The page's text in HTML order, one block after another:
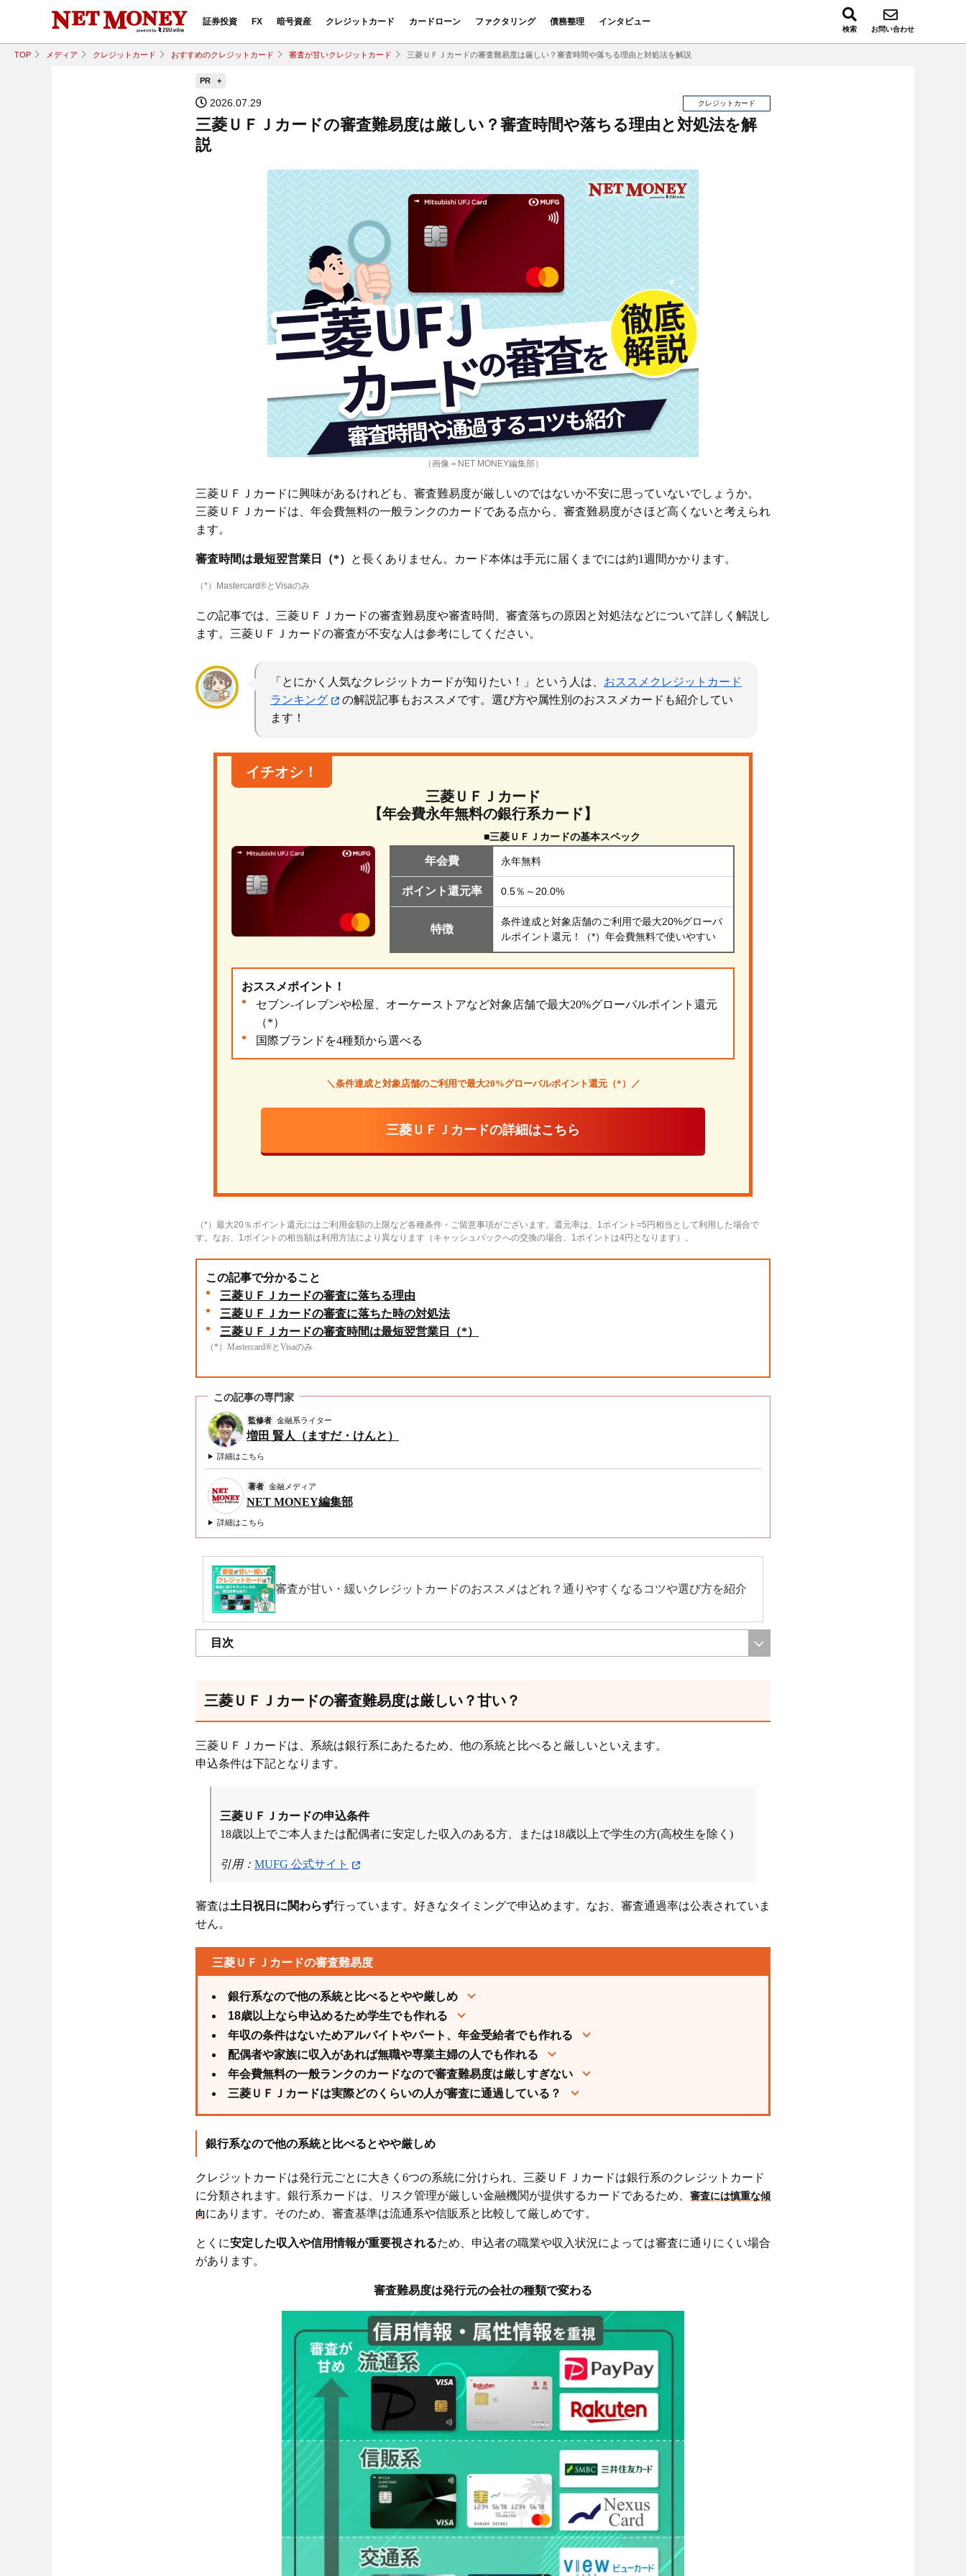
証券投資 FX 暗号資産 クレジットカード カードローン ファクタリング 債務整理 インタビュー
検索 お問い合わせ
TOP メディア クレジットカード おすすめのクレジットカード 審査が甘いクレジットカード 三菱ＵＦＪカードの審査難易度は厳しい？審査時間や落ちる理由と対処法を解説
PR
2026.07.29 クレジットカード
三菱ＵＦＪカードの審査難易度は厳しい？審査時間や落ちる理由と対処法を解
説
（画像＝NET MONEY編集部）
三菱ＵＦＪカードに興味があるけれども、審査難易度が厳しいのではないか不安に思っていないでしょうか。
三菱ＵＦＪカードは、年会費無料の一般ランクのカードである点から、審査難易度がさほど高くないと考えられ
ます。
審査時間は最短翌営業日（*） と長くありません。カード本体は手元に届くまでには約1週間かかります。
（*）Mastercard®とVisaのみ
この記事では、三菱ＵＦＪカードの審査難易度や審査時間、審査落ちの原因と対処法などについて詳しく解説し
ます。三菱ＵＦＪカードの審査が不安な人は参考にしてください。
「とにかく人気なクレジットカードが知りたい！」という人は、 おススメクレジットカード
ランキング
の解説記事もおススメです。選び方や属性別のおススメカードも紹介してい
ます！
イチオシ！
三菱ＵＦＪカード
【年会費永年無料の銀行系カード】
■三菱ＵＦＪカードの基本スペック
年会費 永年無料
ポイント還元率 0.5％～20.0%
特徴
条件達成と対象店舗のご利用で最大20%グローバ
ルポイント還元！（*）年会費無料で使いやすい
おススメポイント！
セブン‐イレブンや松屋、オーケーストアなど対象店舗で最大20%グローバルポイント還元
（*）
国際ブランドを4種類から選べる
＼条件達成と対象店舗のご利用で最大20%グローバルポイント還元（*）／
三菱ＵＦＪカードの詳細はこちら
（*）最大20％ポイント還元にはご利用金額の上限など各種条件・ご留意事項がございます。還元率は、1ポイント=5円相当として利用した場合で
す。なお、1ポイントの相当額は利用方法により異なります（キャッシュバックへの交換の場合、1ポイントは4円となります）。
この記事で分かること
三菱ＵＦＪカードの審査に落ちる理由
三菱ＵＦＪカードの審査に落ちた時の対処法
三菱ＵＦＪカードの審査時間は最短翌営業日（*）
（*）Mastercard®とVisaのみ
この記事の専門家
監修者 金融系ライター
増田 賢人（ますだ・けんと）
詳細はこちら
著者 金融メディア
NET MONEY編集部
詳細はこちら
審査が甘い・緩いクレジットカードのおススメはどれ？通りやすくなるコツや選び方を紹介
目次
三菱ＵＦＪカードの審査難易度は厳しい？甘い？
三菱ＵＦＪカードは、系統は銀行系にあたるため、他の系統と比べると厳しいといえます。
申込条件は下記となります。
三菱ＵＦＪカードの申込条件
18歳以上でご本人または配偶者に安定した収入のある方、または18歳以上で学生の方(高校生を除く)
引用： MUFG 公式サイト
審査は土日祝日に関わらず行っています。好きなタイミングで申込めます。なお、審査通過率は公表されていま
せん。
三菱ＵＦＪカードの審査難易度
銀行系なので他の系統と比べるとやや厳しめ
18歳以上なら申込めるため学生でも作れる
年収の条件はないためアルバイトやパート、年金受給者でも作れる
配偶者や家族に収入があれば無職や専業主婦の人でも作れる
年会費無料の一般ランクのカードなので審査難易度は厳しすぎない
三菱ＵＦＪカードは実際どのくらいの人が審査に通過している？
銀行系なので他の系統と比べるとやや厳しめ
クレジットカードは発行元ごとに大きく6つの系統に分けられ、三菱ＵＦＪカードは銀行系のクレジットカード
に分類されます。銀行系カードは、リスク管理が厳しい金融機関が提供するカードであるため、 審査には慎重な傾
向にあります。そのため、審査基準は流通系や信販系と比較して厳しめです。
とくに安定した収入や信用情報が重要視されるため、申込者の職業や収入状況によっては審査に通りにくい場合
があります。
審査難易度は発行元の会社の種類で変わる